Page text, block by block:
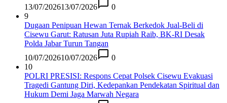
13/07/202613/07/2026
0
9
Dugaan Penipuan Hewan Ternak Berkedok Jual-Beli di
Cisewu Garut: Ratusan Juta Rupiah Raib, BK-RI Desak
Polda Jabar Turun Tangan
10/07/202610/07/2026
0
10
POLRI PRESISI: Respons Cepat Polsek Cisewu Evakuasi
Tragedi Gantung Diri, Kedepankan Pendekatan Spiritual dan
Hukum Demi Jaga Marwah Negara